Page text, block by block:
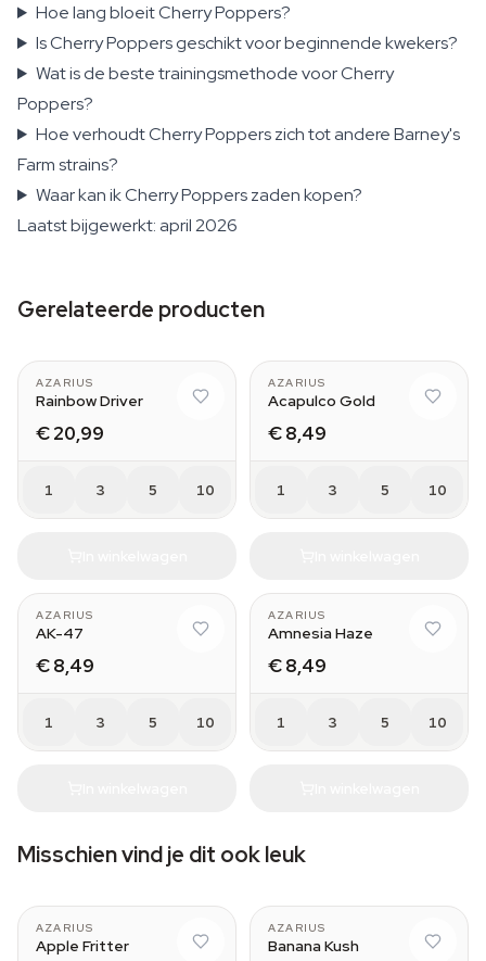
Hoe lang bloeit Cherry Poppers?
Is Cherry Poppers geschikt voor beginnende kwekers?
Wat is de beste trainingsmethode voor Cherry
Poppers?
Hoe verhoudt Cherry Poppers zich tot andere Barney's
Farm strains?
Waar kan ik Cherry Poppers zaden kopen?
Laatst bijgewerkt: april 2026
Gerelateerde producten
AZARIUS
Rainbow Driver
€ 20,99
1 3 5 10
AZARIUS
Acapulco Gold
€ 8,49
1 3 5 10
AZARIUS
AK-47
€ 8,49
1 3 5 10
AZARIUS
Amnesia Haze
€ 8,49
1 3 5 10
Misschien vind je dit ook leuk
AZARIUS
Apple Fritter
AZARIUS
Banana Kush